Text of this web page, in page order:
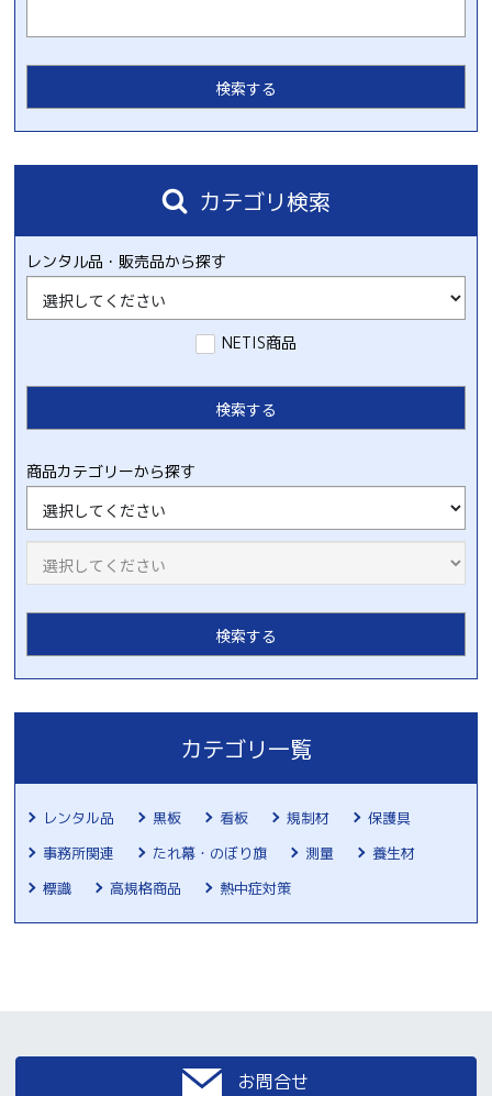
カテゴリ検索
レンタル品・販売品から探す
NETIS商品
商品カテゴリーから探す
カテゴリ一覧
レンタル品 黒板 看板 規制材
保護具
事務所関連
たれ幕・のぼり旗 測量
養生材
標識
高規格商品 熱中症対策
お問合せ